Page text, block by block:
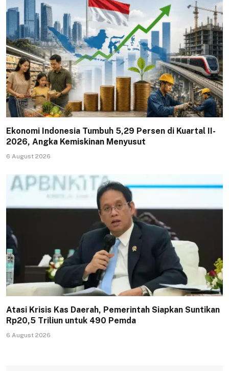
Ekonomi Indonesia Tumbuh 5,29 Persen di Kuartal II-
2026, Angka Kemiskinan Menyusut
6 August 2026
Atasi Krisis Kas Daerah, Pemerintah Siapkan Suntikan
Rp20,5 Triliun untuk 490 Pemda
6 August 2026